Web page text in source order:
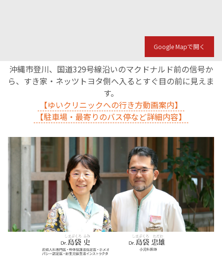
Google Mapで開く
沖縄市登川、国道329号線沿いのマクドナルド前の信号か
ら、すき家・ネッツトヨタ側へ入るとすぐ目の前に見えま
す。
【ゆいクリニックへの行き方動画案内】
【駐車場・最寄りのバス停など詳細内容】